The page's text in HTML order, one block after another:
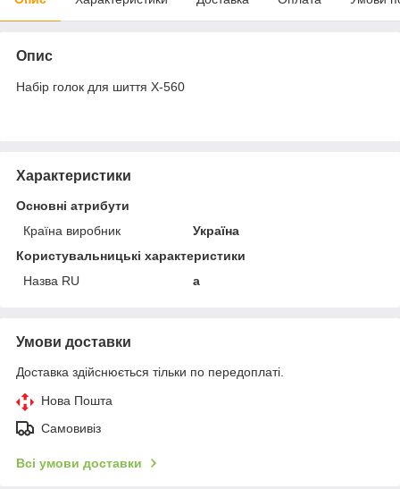
Опис
Набір голок для шиття X-560
Характеристики
Основні атрибути
Країна виробник
Україна
Користувальницькі характеристики
Назва RU
а
Умови доставки
Доставка здійснюється тільки по передоплаті.
Нова Пошта
Самовивіз
Всі умови доставки